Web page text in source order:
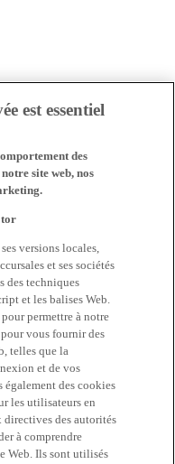
est essentiel
des
site web, nos
versions locales,
et ses sociétés
des techniques
et les balises Web.
permettre à notre
vous fournir des
telles que la
et de vos
des cookies
les utilisateurs en
des autorités
à comprendre
Web. Ils sont utilisés